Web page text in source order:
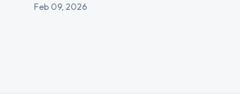
Feb 09, 2026